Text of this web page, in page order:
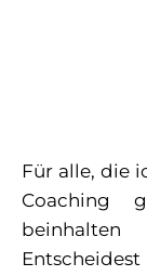
Für alle, die
Coaching